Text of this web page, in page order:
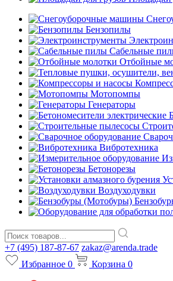
Бензопилы
Сабельные
Отбойные
Мотопомпы
Генераторы
Вибротехника
Бетонорезы
Воздуходувки
+7 (495) 187-87-67 zakaz@arenda.trade
Избранное 0 Корзина 0